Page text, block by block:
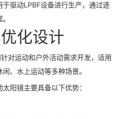
驱动LPBF设备进行生产，通过逐
化设计
对运动和户外活动需求开发，适用
、水上运动等多种场景。
阳镜主要具备以下优势：